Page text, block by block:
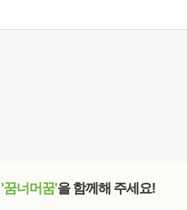
'꿈너머꿈'을 함께해 주세요!